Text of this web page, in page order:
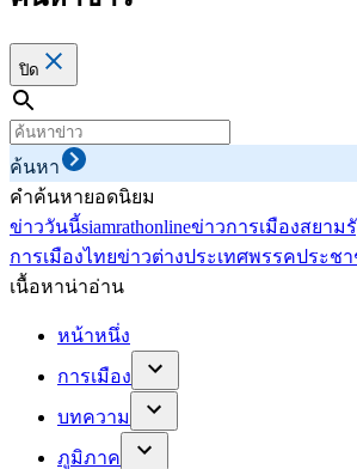
ปิด
ค้นหา
คำค้นหายอดนิยม
ข่าววันนี้siamrathonlineข่าวการเมืองสยาม
การเมืองไทยข่าวต่างประเทศพรรคประช
เนื้อหาน่าอ่าน
หน้าหนึ่ง
การเมือง
บทความ
ภูมิภาค